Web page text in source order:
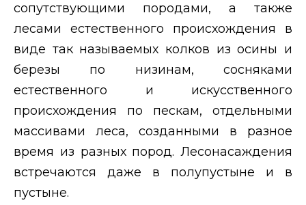
сопутствующими породами, а также
лесами естественного происхождения в
виде так называемых колков из осины и
березы по низинам, сосняками
естественного и искусственного
происхождения по пескам, отдельными
массивами леса, созданными в
разное
время из разных пород. Лесонасаждения
встречаются даже в полупустыне и в
пустыне.